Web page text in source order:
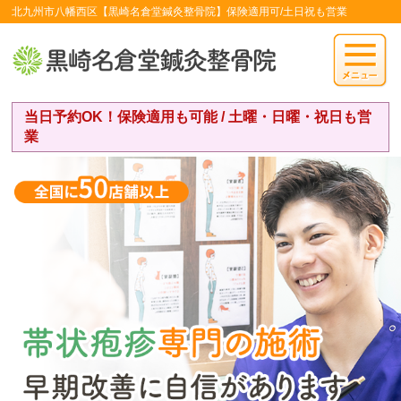
北九州市八幡西区【黒崎名倉堂鍼灸整骨院】保険適用可/土日祝も営業
当日予約OK！保険適用も可能 / 土曜・日曜・祝日も営
業